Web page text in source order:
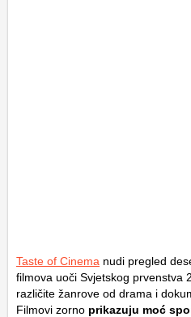
Taste of Cinema nudi pregled
filmova uoči Svjetskog prvenstva
različite žanrove od drama i
Filmovi zorno prikazuju moć